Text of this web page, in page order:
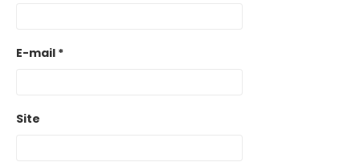
E-mail *
Site